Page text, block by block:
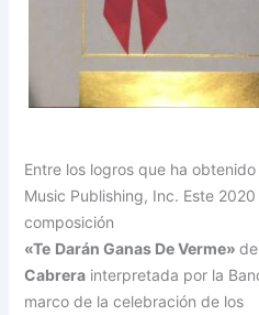
Entre los logros que ha
Music Publishing, Inc. Este
composición
«Te Darán Ganas De Verme»
Cabrera interpretada por la
marco de la celebración de los